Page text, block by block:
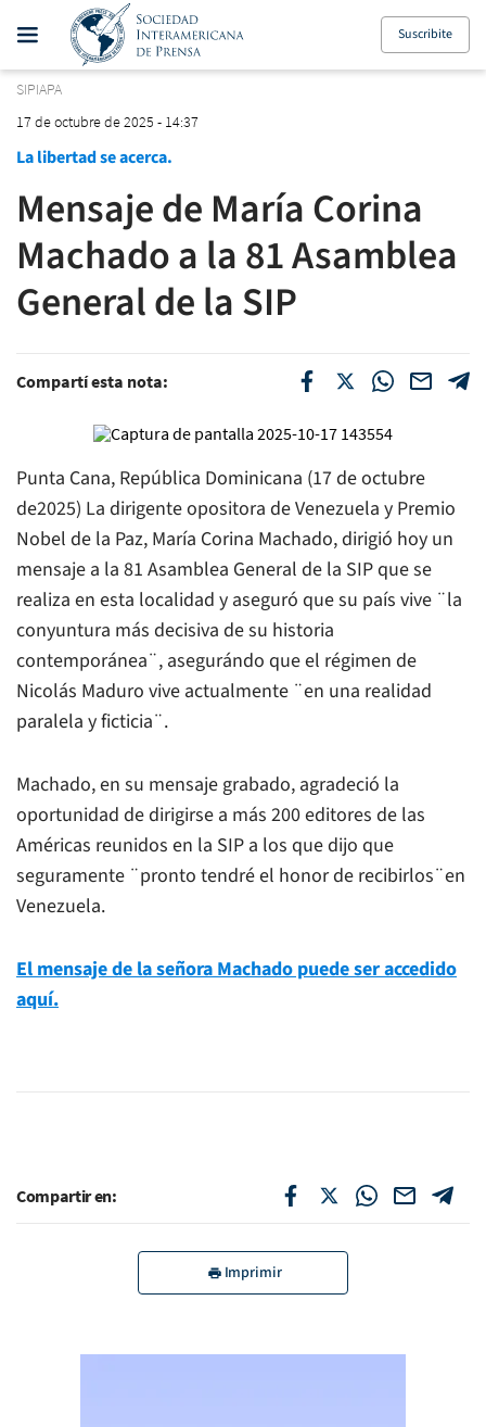
Suscribite
SIPIAPA
17 de octubre de 2025 - 14:37
La libertad se acerca.
Mensaje de María Corina
Machado a la 81 Asamblea
General de la SIP
Compartí esta nota:
Punta Cana, República Dominicana (17 de octubre
de2025) La dirigente opositora de Venezuela y Premio
Nobel de la Paz, María Corina Machado, dirigió hoy un
mensaje a la 81 Asamblea General de la SIP que se
realiza en esta localidad y aseguró que su país vive ¨la
conyuntura más decisiva de su historia
contemporánea¨, asegurándo que el régimen de
Nicolás Maduro vive actualmente ¨en una realidad
paralela y ficticia¨.
Machado, en su mensaje grabado, agradeció la
oportunidad de dirigirse a más 200 editores de las
Américas reunidos en la SIP a los que dijo que
seguramente ¨pronto tendré el honor de recibirlos¨en
Venezuela.
El mensaje de la señora Machado puede ser accedido
aquí.
Compartir en:
Imprimir